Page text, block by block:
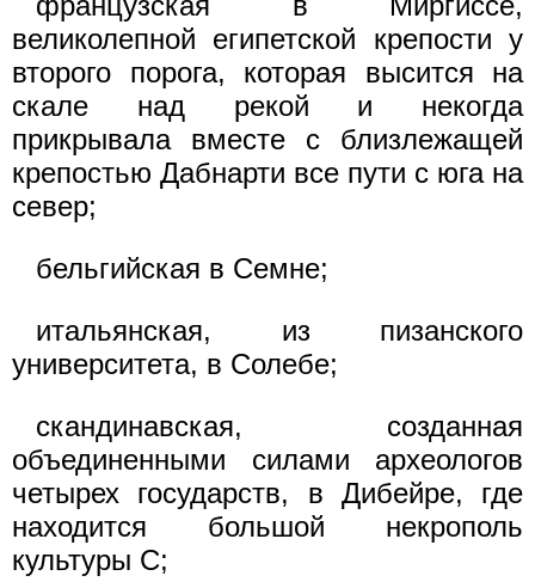
великолепной египетской крепости у
второго порога, которая высится на
скале над рекой и некогда
прикрывала вместе с близлежащей
крепостью Дабнарти все пути с юга на
север;
бельгийская в Семне;
итальянская, из пизанского
университета, в Солебе;
скандинавская, созданная
объединенными силами археологов
четырех государств, в Дибейре, где
находится большой некрополь
культуры С;